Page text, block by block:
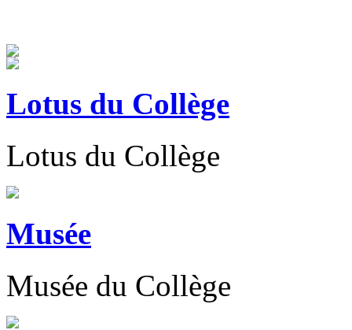
Lotus du Collège
Lotus du Collège
Musée
Musée du Collège